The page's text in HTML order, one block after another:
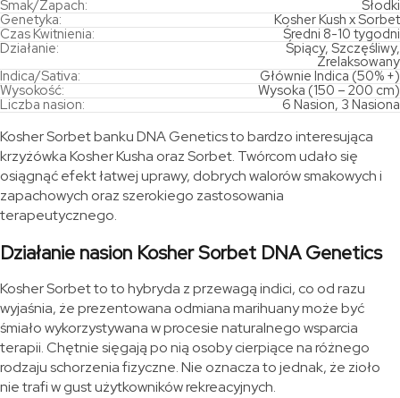
Smak/Zapach:
Słodki
Genetyka:
Kosher Kush x Sorbet
Czas Kwitnienia:
Średni 8-10 tygodni
Działanie:
Śpiący, Szczęśliwy,
Zrelaksowany
Indica/Sativa:
Głównie Indica (50% +)
Wysokość:
Wysoka (150 – 200 cm)
Liczba nasion:
6 Nasion, 3 Nasiona
Kosher Sorbet banku DNA Genetics to bardzo interesująca
krzyżówka Kosher Kusha oraz Sorbet. Twórcom udało się
osiągnąć efekt łatwej uprawy, dobrych walorów smakowych i
zapachowych oraz szerokiego zastosowania
terapeutycznego.
Działanie nasion Kosher Sorbet DNA Genetics
Kosher Sorbet to to hybryda z przewagą indici, co od razu
wyjaśnia, że prezentowana odmiana marihuany może być
śmiało wykorzystywana w procesie naturalnego wsparcia
terapii. Chętnie sięgają po nią osoby cierpiące na różnego
rodzaju schorzenia fizyczne. Nie oznacza to jednak, że zioło
nie trafi w gust użytkowników rekreacyjnych.